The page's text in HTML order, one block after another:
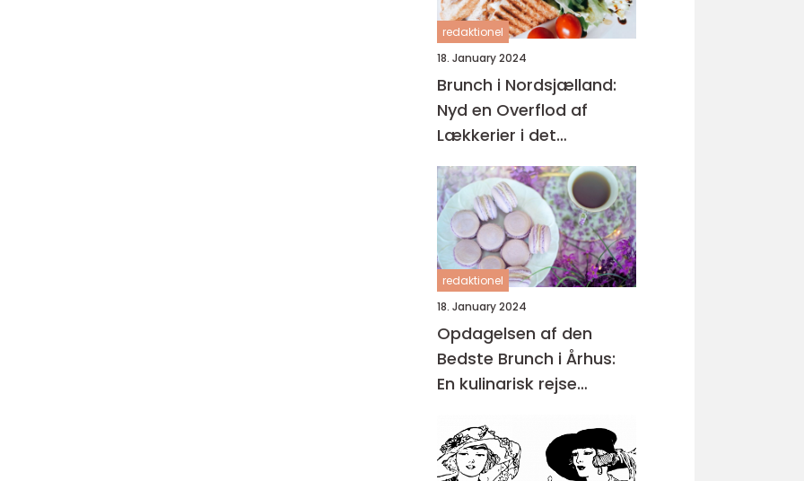
redaktionel
18. January 2024
Brunch i Nordsjælland:
Nyd en Overflod af
Lækkerier i det
Naturskønne Område
redaktionel
18. January 2024
Opdagelsen af den
Bedste Brunch i Århus:
En kulinarisk rejse